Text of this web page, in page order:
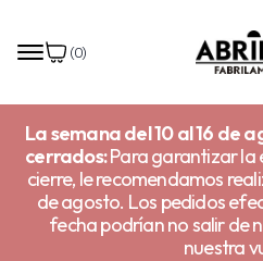
(0)
La semana del 10 al 16 de
cerrados:Para garantizar la
cierre, le recomendamos
de agosto. Los pedidos
fecha podrían no salir de
nuestra